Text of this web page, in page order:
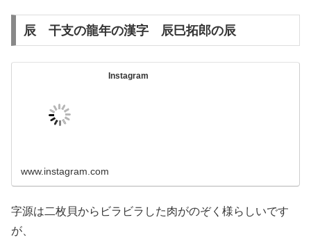
辰 干支の龍年の漢字 辰巳拓郎の辰
Instagram
www.instagram.com
字源は二枚貝からビラビラした肉がのぞく様らしいです
が、